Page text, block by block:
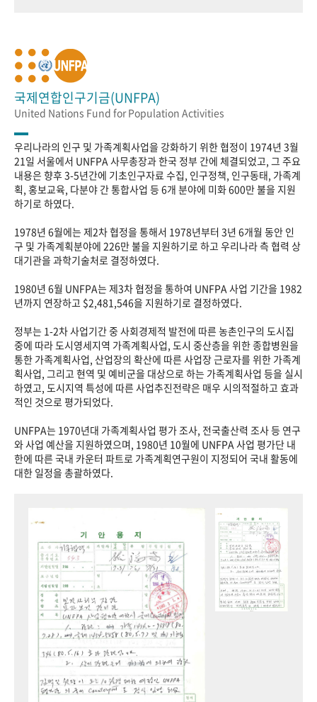
국제연합인구기금(UNFPA)
United Nations Fund for Population Activities
우리나라의 인구 및 가족계획사업을 강화하기 위한 협정이 1974년 3월
21일 서울에서 UNFPA 사무총장과 한국 정부 간에 체결되었고, 그 주요
내용은 향후 3-5년간에 기초인구자료 수집, 인구정책, 인구동태, 가족계
획, 홍보교육, 다분야 간 통합사업 등 6개 분야에 미화 600만 불을 지원
하기로 하였다.
1978년 6월에는 제2차 협정을 통해서 1978년부터 3년 6개월 동안 인
구 및 가족계획분야에 226만 불을 지원하기로 하고 우리나라 측 협력 상
대기관을 과학기술처로 결정하였다.
1980년 6월 UNFPA는 제3차 협정을 통하여 UNFPA 사업 기간을 1982
년까지 연장하고 $2,481,546을 지원하기로 결정하였다.
정부는 1-2차 사업기간 중 사회경제적 발전에 따른 농촌인구의 도시집
중에 따라 도시영세지역 가족계획사업, 도시 중산층을 위한 종합병원을
통한 가족계획사업, 산업장의 확산에 따른 사업장 근로자를 위한 가족계
획사업, 그리고 현역 및 예비군을 대상으로 하는 가족계획사업 등을 실시
하였고, 도시지역 특성에 따른 사업추진전략은 매우 시의적절하고 효과
적인 것으로 평가되었다.
UNFPA는 1970년대 가족계획사업 평가 조사, 전국출산력 조사 등 연구
와 사업 예산을 지원하였으며, 1980년 10월에 UNFPA 사업 평가단 내
한에 따른 국내 카운터 파트로 가족계획연구원이 지정되어 국내 활동에
대한 일정을 총괄하였다.